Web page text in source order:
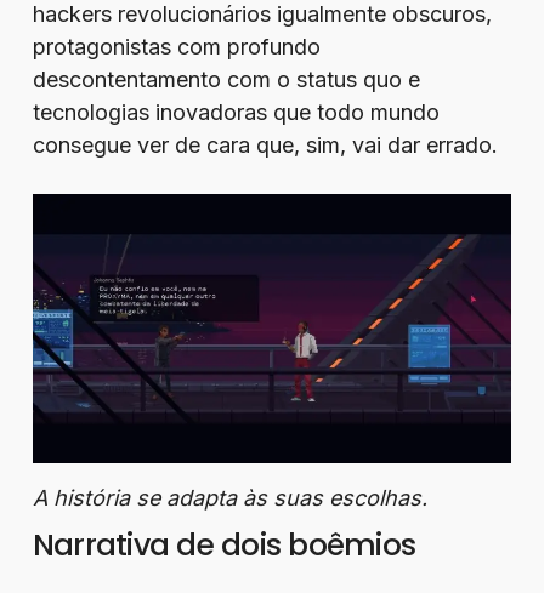
hackers revolucionários igualmente obscuros,
protagonistas com profundo
descontentamento com o status quo e
tecnologias inovadoras que todo mundo
consegue ver de cara que, sim, vai dar errado.
A história se adapta às suas escolhas.
Narrativa de dois boêmios